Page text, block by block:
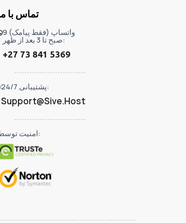
تماس با
واتساپ (فقط پیامک) 9
صبح تا 3 بعد از ظهر:
+27 73 841 5369
پشتیبانی 24/7:
Support@Sive.Host
امنیت توسط: